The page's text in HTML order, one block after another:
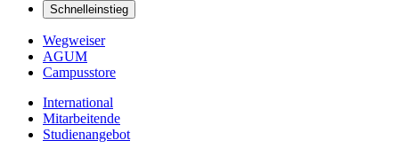
Schnelleinstieg
Wegweiser
AGUM
Campusstore
International
Mitarbeitende
Studienangebot